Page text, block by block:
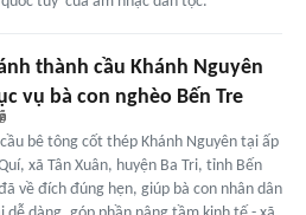
thành cầu Khánh Nguyên
vụ bà con nghèo Bến Tre
bê tông cốt thép Khánh Nguyên tại ấp
xã Tân Xuân, huyện Ba Tri, tỉnh Bến
về đích đúng hẹn, giúp bà con nhân dân